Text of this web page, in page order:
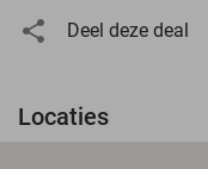
Deel deze deal
Locaties